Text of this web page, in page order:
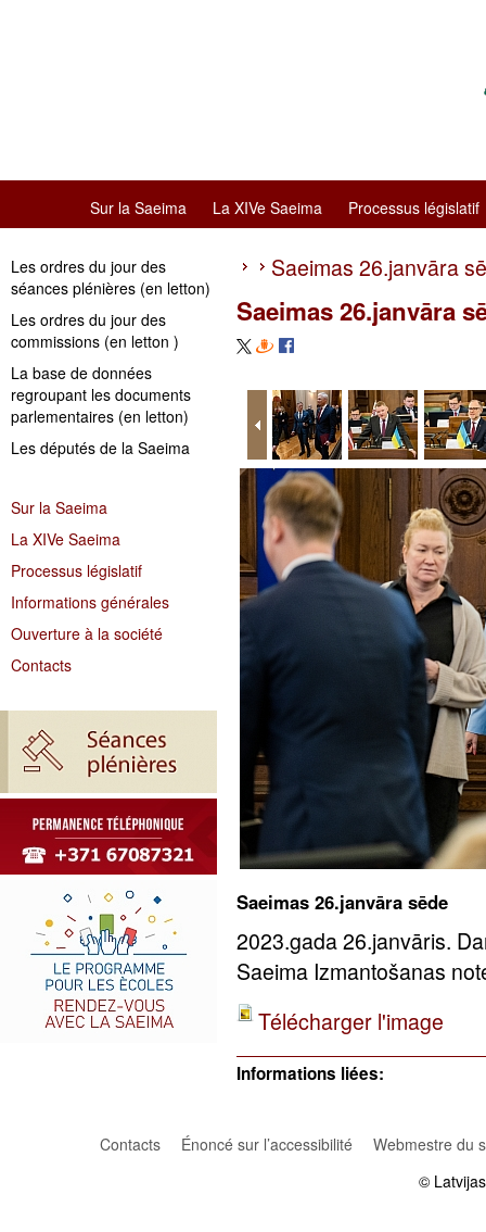
Sur la Saeima La XIVe Saeima Processus législatif
Les ordres du jour des
séances plénières (en letton)
Les ordres du jour des
commissions (en letton )
La base de données
regroupant les documents
parlementaires (en letton)
Les députés de la Saeima
Sur la Saeima
La XIVe Saeima
Processus législatif
Informations générales
Ouverture à la société
Contacts
Saeimas 26.janvāra
Saeimas 26.janvāra
Saeimas 26.janvāra sēde
2023.gada 26.janvāris.
Saeima Izmantošanas
Télécharger l'image
Informations liées:
Contacts Énoncé sur l’accessibilité
Webmestre du
©